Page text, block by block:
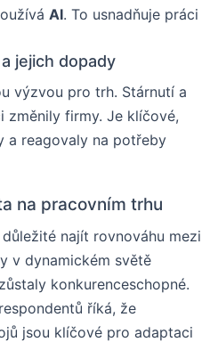
AI. To usnadňuje práci
jejich dopady
výzvou pro trh. Stárnutí a
změnily firmy. Je klíčové,
a reagovaly na potřeby
na pracovním trhu
najít rovnováhu mezi
v dynamickém světě
konkurenceschopné.
říká, že
jsou klíčové pro adaptaci